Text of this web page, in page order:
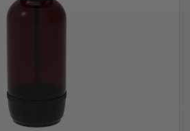
că este preferat atât de bărbați,
înainte de servirea mesei.